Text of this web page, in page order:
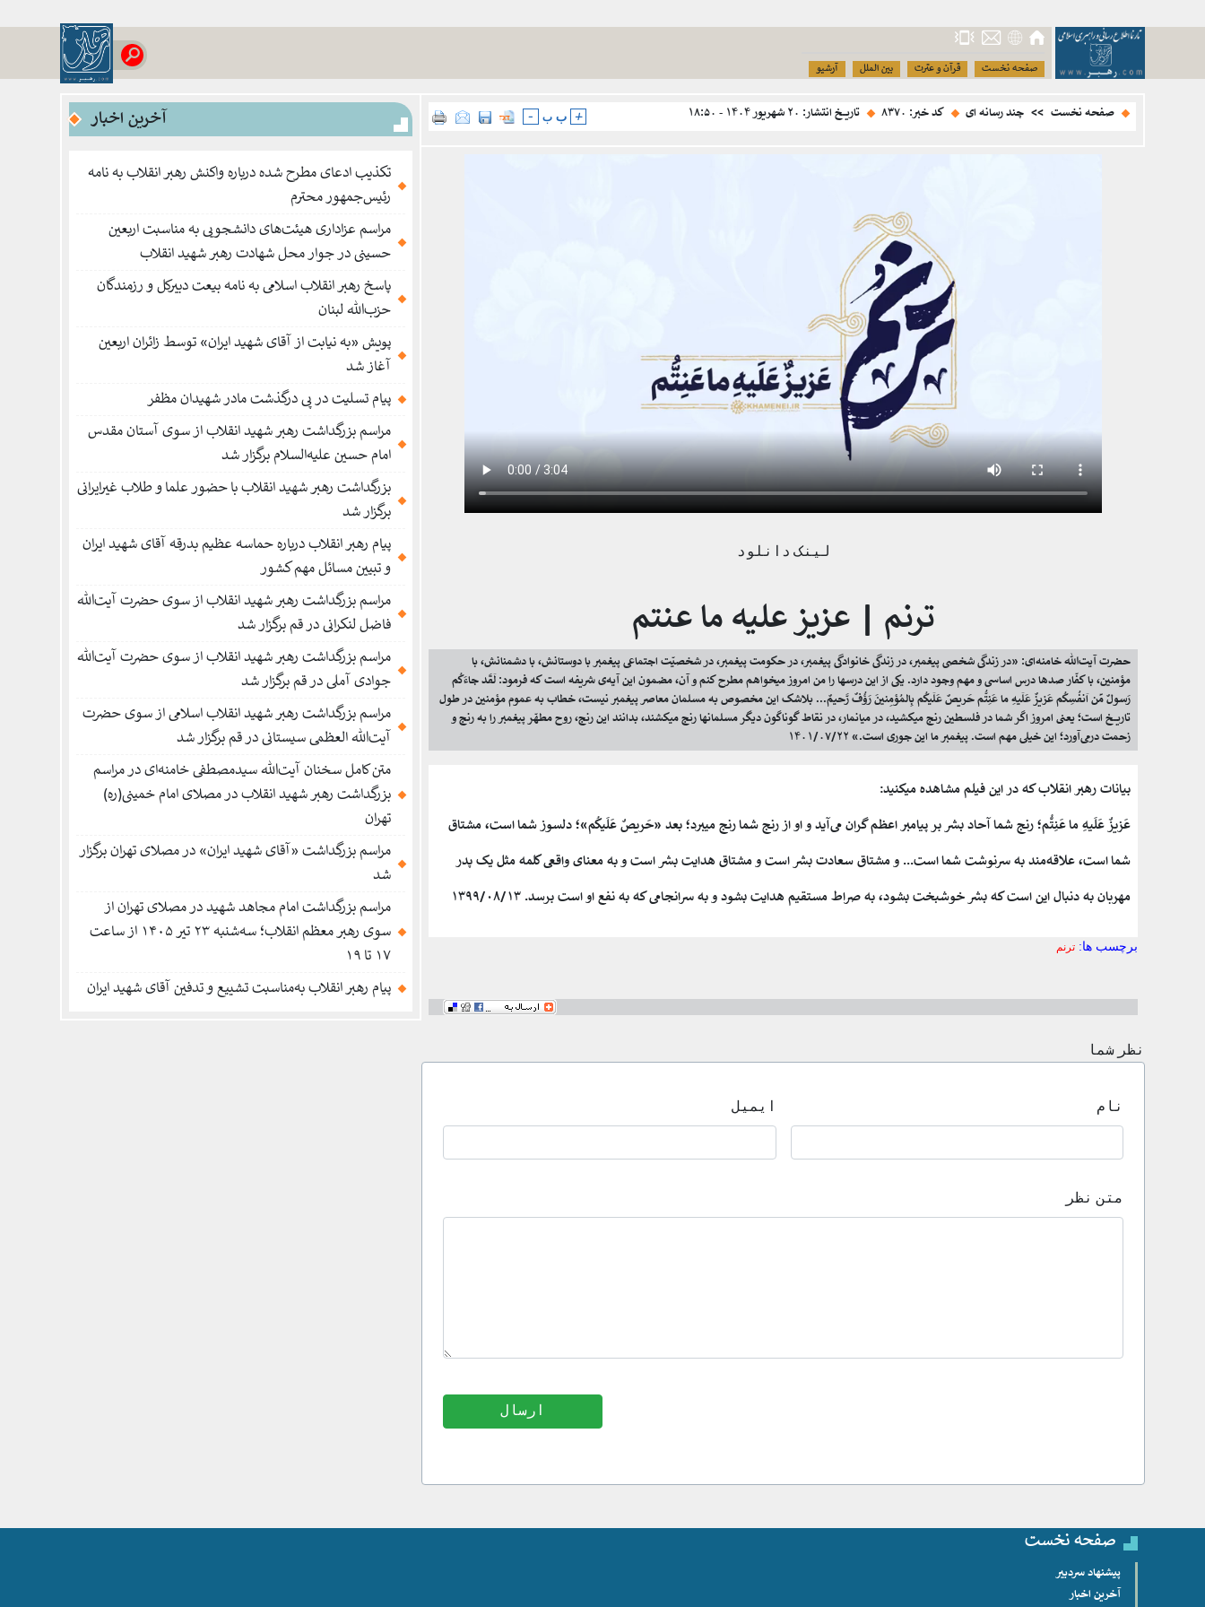
صفحه نخست قرآن و عترت بین الملل آرشیو
صفحه نخست >> چند رسانه ای کد خبر: ۸۳۷۰ تاریخ انتشار: ۲۰ شهریور ۱۴۰۴ - ۱۸:۵۰ - ب ب +
لینک دانلود
ترنم | عزیز علیه ما عنتم
حضرت آیت‌الله خامنه‌ای: «در زندگی شخصی پیغمبر، در زندگی خانوادگی پیغمبر، در حکومت پیغمبر، در شخصیّت اجتماعی پیغمبر با دوستانش، با دشمنانش، با
مؤمنین، با کفّار صدها درس اساسی و مهم وجود دارد. یکی از این درسها را من امروز میخواهم مطرح کنم و آن، مضمون این آیه‌ی شریفه است که فرمود: لَقَد جاءَکُم
رَسولٌ مِّن اَنفُسِکُم عَزیزٌ عَلَیهِ ما عَنِتُّم حَریصٌ عَلَیکُم بِالمُؤمِنینَ رَؤُفٌ‌ رَّحیمٌ... بلاشک این مخصوص به مسلمان معاصر پیغمبر نیست، خطاب به عموم مؤمنین در طول
تاریخ است؛ یعنی امروز اگر شما در فلسطین رنج میکشید، در میانمار، در نقاط گوناگون دیگر مسلمانها رنج میکشند، بدانند این رنج، روح مطهّر پیغمبر را به رنج و
زحمت درمی‌آورد؛ این خیلی مهم است. پیغمبر ما این‌ جوری است.» ۱۴۰۱/۰۷/۲۲
بیانات رهبر انقلاب که در این فیلم مشاهده میکنید:
عَزیزٌ عَلَیهِ ما عَنِتُّم؛ رنج شما آحاد بشر بر پیامبر اعظم گران می‌آید و او از رنج شما رنج میبرد؛ بعد «حَریصٌ عَلَیکُم»؛ دلسوز شما است، مشتاق
شما است، علاقه‌مند به سرنوشت شما است... و مشتاق سعادت بشر است و مشتاق هدایت بشر است و به معنای واقعی کلمه مثل یک پدر
مهربان به دنبال این است که بشر خوشبخت بشود، به صراط مستقیم هدایت بشود و به سرانجامی که به نفع او است برسد.۱۳۹۹/۰۸/۱۳
برچسب ها:ترنم
نظر شما
نام ایمیل
متن نظر
آخرین اخبار
تکذیب ادعای مطرح شده درباره واکنش رهبر انقلاب به نامه
رئیس‌جمهور محترم
مراسم عزاداری هیئت‌های دانشجویی به مناسبت اربعین
حسینی در جوار محل شهادت رهبر شهید انقلاب
پاسخ رهبر انقلاب اسلامی به نامه بیعت دبیرکل و رزمندگان
حزب‌الله لبنان
پویش «به نیابت از آقای شهید ایران» توسط زائران اربعین
آغاز شد
پیام تسلیت در پی درگذشت مادر شهیدان مظفر
مراسم بزرگداشت رهبر شهید انقلاب از سوی آستان مقدس
امام حسین علیه‌السلام برگزار شد
بزرگداشت رهبر شهید انقلاب با حضور علما و طلاب غیر‌‌‌ایرانی
برگزار شد
پیام رهبر انقلاب درباره حماسه عظیم بدرقه آقای شهید ایران
و تبیین مسائل مهم کشور
مراسم بزرگداشت رهبر شهید انقلاب از سوی حضرت آیت‌الله
فاضل لنکرانی در قم برگزار شد
مراسم بزرگداشت رهبر شهید انقلاب از سوی حضرت آیت‌الله
جوادی آملی در قم برگزار شد
مراسم بزرگداشت رهبر شهید انقلاب اسلامی از سوی حضرت
آیت‌الله العظمی سیستانی در قم برگزار شد
متن کامل سخنان آیت‌الله سیدمصطفی خامنه‌ای در مراسم
بزرگداشت رهبر شهید انقلاب در مصلای امام خمینی(ره)
تهران
مراسم بزرگداشت «آقای شهید ایران» در مصلای تهران برگزار
شد
مراسم بزرگداشت امام مجاهد شهید در مصلای تهران از
سوی رهبر معظم انقلاب؛ سه‌شنبه ۲۳ تیر ۱۴۰۵ از ساعت
۱۷ تا ۱۹
پیام رهبر انقلاب به‌مناسبت تشییع و تدفین آقای شهید ایران
صفحه نخست
پیشنهاد سردبیر
آخرین اخبار